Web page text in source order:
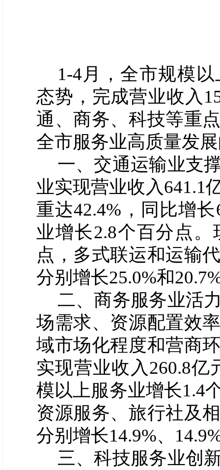
1-4 月，全市规模
态势， 完成营业收入
通、商务、科技等重
全市服务业高质量发
一、 交通运输业支
业实现营业收入641.1
重达42.4%，同比增长
业增长2.8个百分点。
点，多式联运和运输
分别增长25.0%和20.7
二、商务服务业活
场需求、资源配置效
域市场化程度和营商
实现营业收入 260.8亿
模以上服务业增长1.4
资源服务、 旅行社及
分别 增长14.9%、14.9
三、科技服务业创